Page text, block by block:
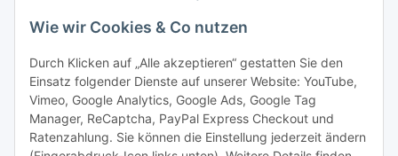
Wie wir Cookies & Co nutzen
Durch Klicken auf „Alle akzeptieren“ gestatten Sie den
Einsatz folgender Dienste auf unserer Website: YouTube,
Vimeo, Google Analytics, Google Ads, Google Tag
Manager, ReCaptcha, PayPal Express Checkout und
Ratenzahlung. Sie können die Einstellung jederzeit ändern
Datenschutzerklärungregelmäßig und jederzeit widerruflich
Abonnieren
Informationen